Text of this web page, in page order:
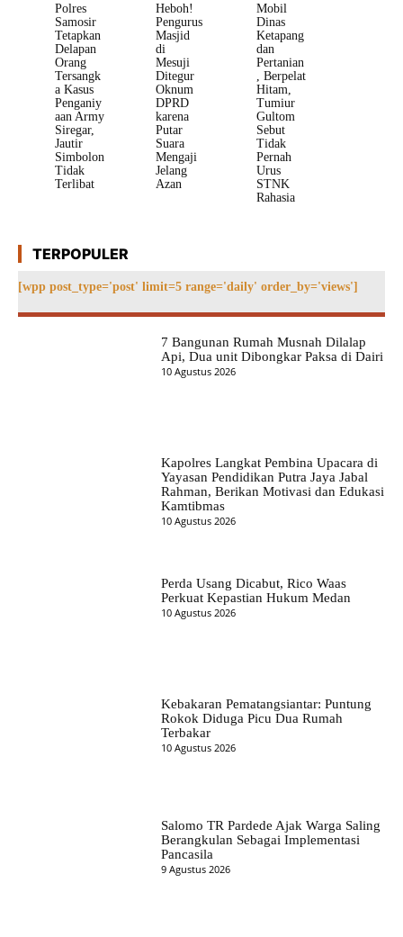
Polres
Samosir
Tetapkan
Delapan
Orang
Tersangk
a Kasus
Penganiy
aan Army
Siregar,
Jautir
Simbolon
Tidak
Terlibat
Heboh!
Pengurus
Masjid
di
Mesuji
Ditegur
Oknum
DPRD
karena
Putar
Suara
Mengaji
Jelang
Azan
Mobil
Dinas
Ketapang
dan
Pertanian
, Berpelat
Hitam,
Tumiur
Gultom
Sebut
Tidak
Pernah
Urus
STNK
Rahasia
TERPOPULER
[wpp post_type='post' limit=5 range='daily' order_by='views']
7 Bangunan Rumah Musnah Dilalap
Api, Dua unit Dibongkar Paksa di Dairi
10 Agustus 2026
Kapolres Langkat Pembina Upacara di
Yayasan Pendidikan Putra Jaya Jabal
Rahman, Berikan Motivasi dan Edukasi
Kamtibmas
10 Agustus 2026
Perda Usang Dicabut, Rico Waas
Perkuat Kepastian Hukum Medan
10 Agustus 2026
Kebakaran Pematangsiantar: Puntung
Rokok Diduga Picu Dua Rumah
Terbakar
10 Agustus 2026
Salomo TR Pardede Ajak Warga Saling
Berangkulan Sebagai Implementasi
Pancasila
9 Agustus 2026